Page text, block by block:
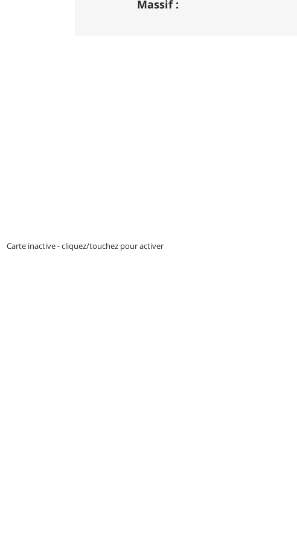
indiquée par des couleurs lorsqu'il s'agit de
Massif :